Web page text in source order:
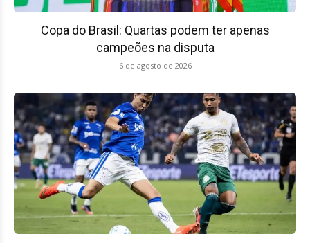
Copa do Brasil: Quartas podem ter apenas
campeões na disputa
6 de agosto de 2026